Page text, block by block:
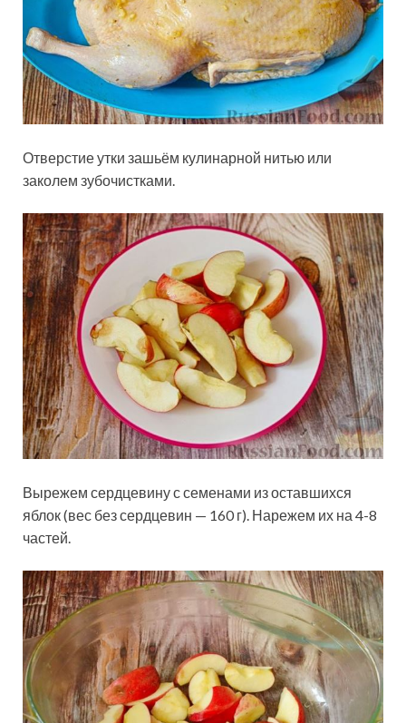
Отверстие утки зашьём кулинарной нитью или
заколем зубочистками.
Вырежем сердцевину с семенами из оставшихся
яблок (вес без сердцевин — 160 г). Нарежем их на 4-8
частей.